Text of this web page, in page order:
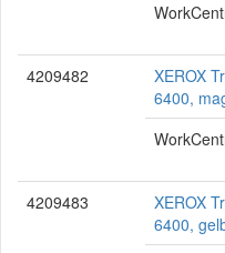
4209482
XEROX
6400,
4209483
XEROX
6400,